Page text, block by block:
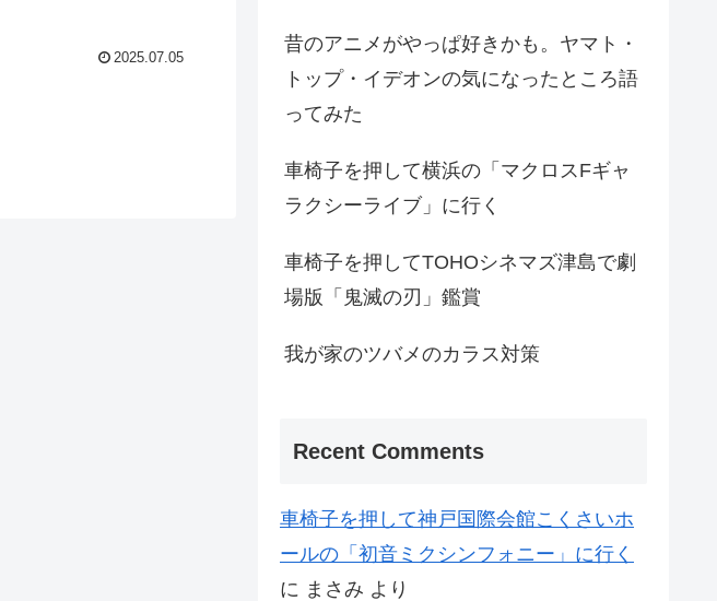
2025.07.05
昔のアニメがやっぱ好きかも。ヤマト・
トップ・イデオンの気になったところ語
ってみた
車椅子を押して横浜の「マクロスFギャ
ラクシーライブ」に行く
車椅子を押してTOHOシネマズ津島で劇
場版「鬼滅の刃」鑑賞
我が家のツバメのカラス対策
Recent Comments
車椅子を押して神戸国際会館こくさいホ
ールの「初音ミクシンフォニー」に行く
に まさみ より